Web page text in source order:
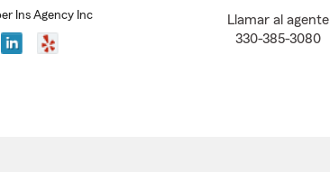
Ins Agency Inc
Llamar al agente
330-385-3080